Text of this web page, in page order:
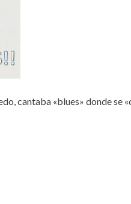
cantaba «blues» donde se